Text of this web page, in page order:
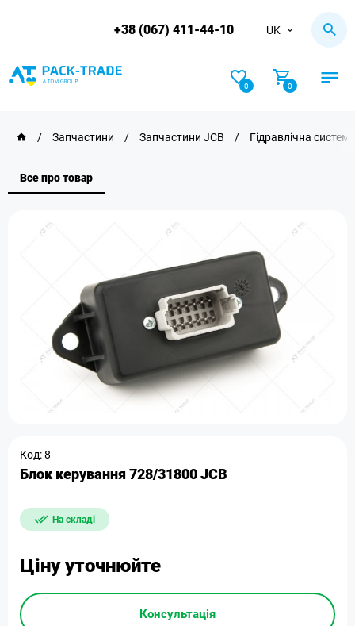
+38 (067) 411-44-10 UK
0 0
/ Запчастини / Запчастини JCB / Гідравлічна система
Все про товар
Код: 8
Блок керування 728/31800 JCB
На складі
Ціну уточнюйте
Консультація